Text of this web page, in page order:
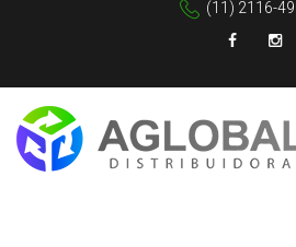
(11) 2116-